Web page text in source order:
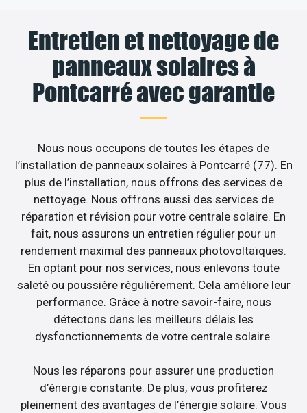
Entretien et nettoyage de
panneaux solaires à
Pontcarré avec garantie
Nous nous occupons de toutes les étapes de
l’installation de panneaux solaires à Pontcarré (77). En
plus de l’installation, nous offrons des services de
nettoyage. Nous offrons aussi des services de
réparation et révision pour votre centrale solaire. En
fait, nous assurons un entretien régulier pour un
rendement maximal des panneaux photovoltaïques.
En optant pour nos services, nous enlevons toute
saleté ou poussière régulièrement. Cela améliore leur
performance. Grâce à notre savoir-faire, nous
détectons dans les meilleurs délais les
dysfonctionnements de votre centrale solaire.
Nous les réparons pour assurer une production
d’énergie constante. De plus, vous profiterez
pleinement des avantages de l’énergie solaire. Vous